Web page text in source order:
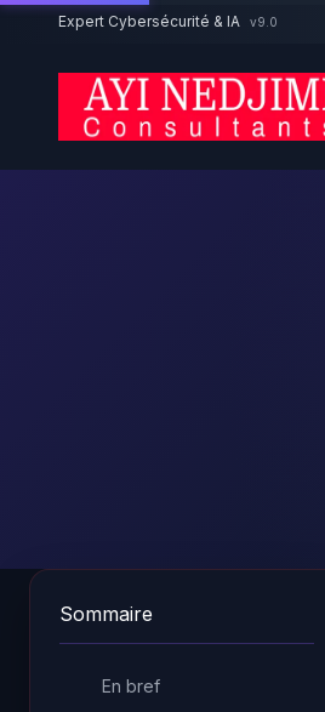
Aller au contenu principal
Expert Cybersécurité & IA v9.0
Sommaire
En bref